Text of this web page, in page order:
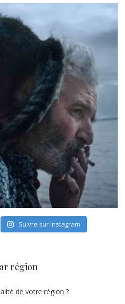
Suivre sur Instagram
région
de votre région ?